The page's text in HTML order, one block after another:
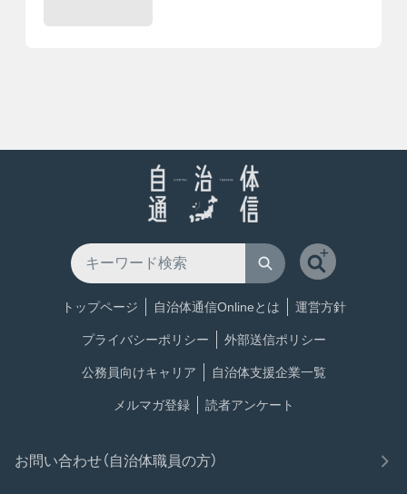
トップページ 自治体通信Onlineとは 運営方針
プライバシーポリシー 外部送信ポリシー
公務員向けキャリア 自治体支援企業一覧
メルマガ登録 読者アンケート
お問い合わせ（自治体職員の方）